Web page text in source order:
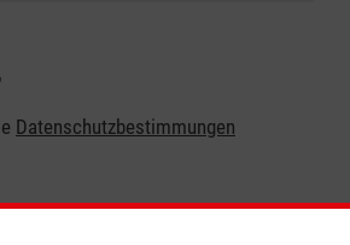
Datenschutzbestimmungen